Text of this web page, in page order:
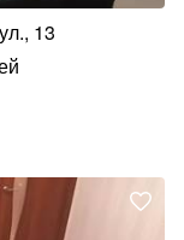
13